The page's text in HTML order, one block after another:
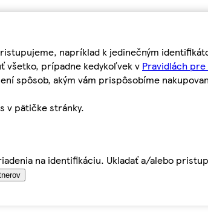
napríklad k jedinečným
všetko, prípadne kedykoľvek v Pravidlách
spôsob, akým vám prispôsobíme
v pätičke stránky.
na identifikáciu. Ukladať a/alebo